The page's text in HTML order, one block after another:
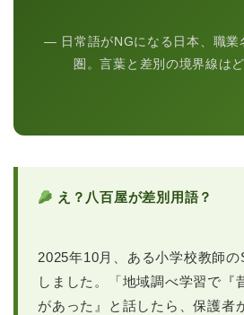
― 日常語がNGになる日本、職業
圏。言葉と差別の境界線は
え？八百屋が差別用語？
2025年10月、ある小学校教師
しました。「地域調べ学習で『
があった』と話したら、保護者